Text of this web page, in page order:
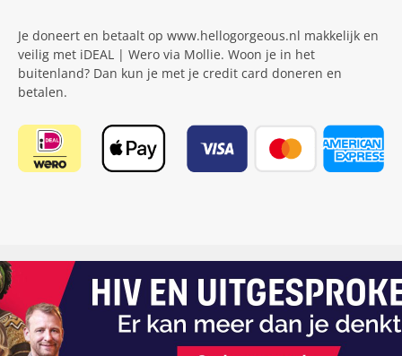
Je doneert en betaalt op www.hellogorgeous.nl makkelijk en
veilig met iDEAL | Wero via Mollie. Woon je in het
buitenland? Dan kun je met je credit card doneren en
betalen.